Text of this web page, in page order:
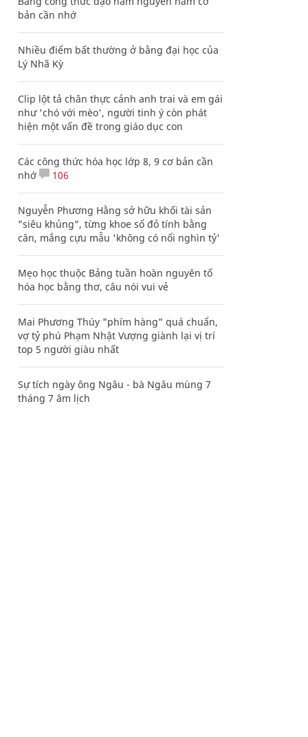
bản cần nhớ
Nhiều điểm bất thường ở bằng đại học của
Lý Nhã Kỳ
Clip lột tả chân thực cảnh anh trai và em gái
như 'chó với mèo', người tinh ý còn phát
hiện một vấn đề trong giáo dục con
Các công thức hóa học lớp 8, 9 cơ bản cần
nhớ
106
Nguyễn Phương Hằng sở hữu khối tài sản
"siêu khủng", từng khoe sổ đỏ tính bằng
cân, mắng cựu mẫu 'không có nổi nghìn tỷ'
Mẹo học thuộc Bảng tuần hoàn nguyên tố
hóa học bằng thơ, câu nói vui vẻ
Mai Phương Thúy "phím hàng" quá chuẩn,
vợ tỷ phú Phạm Nhật Vượng giành lại vị trí
top 5 người giàu nhất
Sự tích ngày ông Ngâu - bà Ngâu mùng 7
tháng 7 âm lịch